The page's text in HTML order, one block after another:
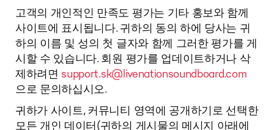
고객의 개인적인 만족도 평가는 기타 홍보와 함께
사이트에 표시됩니다. 귀하의 동의 하에 당사는 귀
하의 이름 및 성의 첫 글자와 함께 그러한 평가를 게
시할 수 있습니다. 회원 평가를 업데이트하거나 삭
제하려면 support.sk@livenationsoundboard.com
으로 문의하십시오.
귀하가 사이트, 커뮤니티 영역에 공개하기로 선택한
모든 개인 데이터(귀하의 게시물의 메시지 아래에